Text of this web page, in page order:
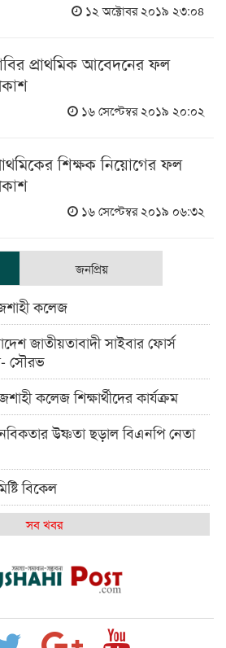
১২ অক্টোবর ২০১৯ ২৩:০৪
প্রাথমিক আবেদনের ফল
১৬ সেপ্টেম্বর ২০১৯ ২০:০২
শিক্ষক নিয়োগের ফল
১৬ সেপ্টেম্বর ২০১৯ ০৬:৩২
জনপ্রিয়
কলেজ
জাতীয়তাবাদী সাইবার ফোর্স
সৌরভ
কলেজ শিক্ষার্থীদের কার্যক্রম
উষ্ণতা ছড়াল বিএনপি নেতা
বিকেল
মধ্যবিত্তরা
ফল প্রকাশ ও পুরস্কার বিতরণ
শাখাওয়াত পেলেন স্টার
সব খবর